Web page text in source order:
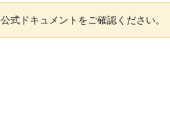
式ドキュメントをご確認ください。